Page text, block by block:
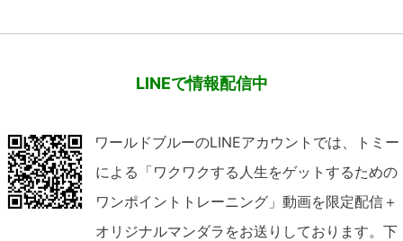
LINEで情報配信中
ワールドブルーのLINEアカウントでは、トミー
による「ワクワクする人生をゲットするための
ワンポイントトレーニング」動画を限定配信＋
オリジナルマンダラをお送りしております。下